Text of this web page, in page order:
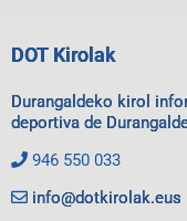
DOT Kirolak
Durangaldeko kirol
deportiva de
946 550 033
info@dotkirolak.eus